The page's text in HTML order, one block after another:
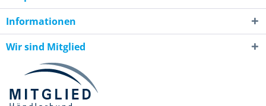
Informationen
Wir sind Mitglied